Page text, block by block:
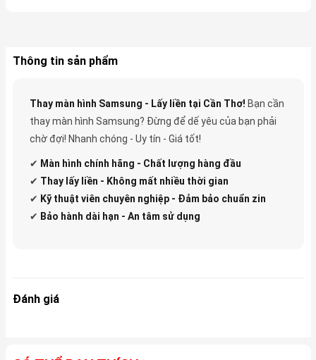
Thông tin sản phẩm
Thay màn hình Samsung - Lấy liền tại Cần Thơ! Bạn cần
thay màn hình Samsung? Đừng để dế yêu của bạn phải
chờ đợi! Nhanh chóng - Uy tín - Giá tốt!
✔ Màn hình chính hãng - Chất lượng hàng đầu
✔ Thay lấy liền - Không mất nhiều thời gian
✔ Kỹ thuật viên chuyên nghiệp - Đảm bảo chuẩn zin
✔ Bảo hành dài hạn - An tâm sử dụng
Đánh giá